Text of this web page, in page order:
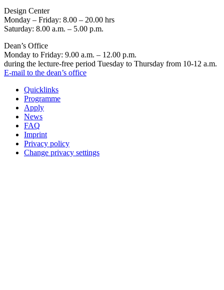
Design Center
Monday – Friday: 8.00 – 20.00 hrs
Saturday: 8.00 a.m. – 5.00 p.m.
Dean’s Office
Monday to Friday: 9.00 a.m. – 12.00 p.m.
during the lecture-free period Tuesday to Thursday from 10-12 a.m.
E-mail to the dean’s office
Quicklinks
Programme
Apply
News
FAQ
Imprint
Privacy policy
Change privacy settings